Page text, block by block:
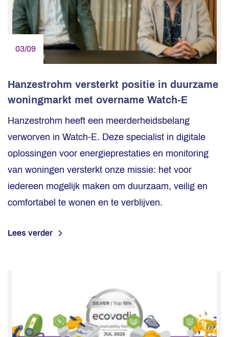
03/09
Hanzestrohm versterkt positie in duurzame
woningmarkt met overname Watch-E
Hanzestrohm heeft een meerderheidsbelang
verworven in Watch-E. Deze specialist in digitale
oplossingen voor energieprestaties en monitoring
van woningen versterkt onze missie: het voor
iedereen mogelijk maken om duurzaam, veilig en
comfortabel te wonen en te verblijven.
Lees verder